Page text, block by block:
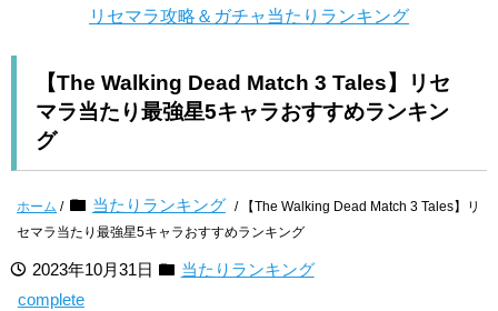
リセマラ攻略＆ガチャ当たりランキング
【The Walking Dead Match 3 Tales】リセ
マラ当たり最強星5キャラおすすめランキン
グ
ホーム / 当たりランキング / 【The Walking Dead Match 3 Tales】リ
セマラ当たり最強星5キャラおすすめランキング
2023年10月31日
当たりランキング
complete